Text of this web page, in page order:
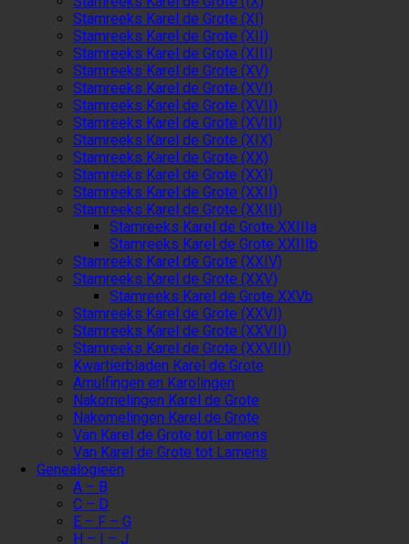
Stamreeks Karel de Grote (XI)
Stamreeks Karel de Grote (XII)
Stamreeks Karel de Grote (XIII)
Stamreeks Karel de Grote (XV)
Stamreeks Karel de Grote (XVI)
Stamreeks Karel de Grote (XVII)
Stamreeks Karel de Grote (XVIII)
Stamreeks Karel de Grote (XIX)
Stamreeks Karel de Grote (XX)
Stamreeks Karel de Grote (XXI)
Stamreeks Karel de Grote (XXII)
Stamreeks Karel de Grote (XXIII)
Stamreeks Karel de Grote XXIIIa
Stamreeks Karel de Grote XXIIIb
Stamreeks Karel de Grote (XXIV)
Stamreeks Karel de Grote (XXV)
Stamreeks Karel de Grote XXVb
Stamreeks Karel de Grote (XXVI)
Stamreeks Karel de Grote (XXVII)
Stamreeks Karel de Grote (XXVIII)
Kwartierbladen Karel de Grote
Arnulfingen en Karolingen
Nakomelingen Karel de Grote
Nakomelingen Karel de Grote
Van Karel de Grote tot Lamens
Van Karel de Grote tot Lamens
Genealogieën
A – B
C – D
E – F – G
H – I – J